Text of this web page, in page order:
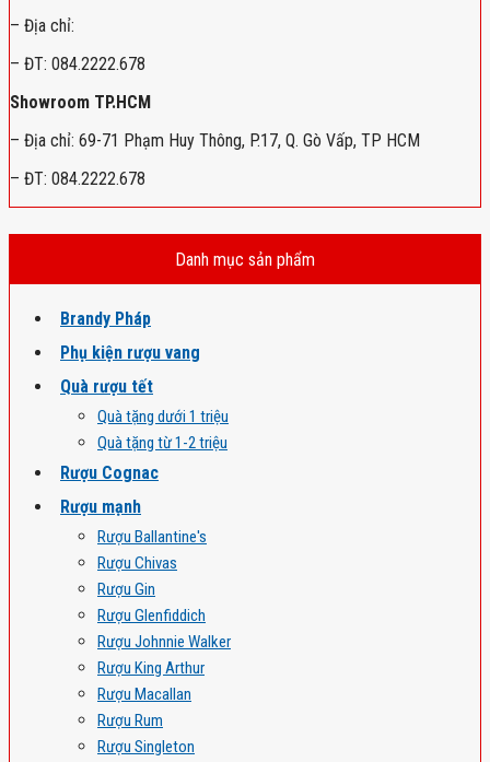
– Địa chỉ:
– ĐT: 084.2222.678
Showroom TP.HCM
– Địa chỉ: 69-71 Phạm Huy Thông, P.17, Q. Gò Vấp, TP HCM
– ĐT: 084.2222.678
Danh mục sản phẩm
Brandy Pháp
Phụ kiện rượu vang
Quà rượu tết
Quà tặng dưới 1 triệu
Quà tặng từ 1-2 triệu
Rượu Cognac
Rượu mạnh
Rượu Ballantine's
Rượu Chivas
Rượu Gin
Rượu Glenfiddich
Rượu Johnnie Walker
Rượu King Arthur
Rượu Macallan
Rượu Rum
Rượu Singleton